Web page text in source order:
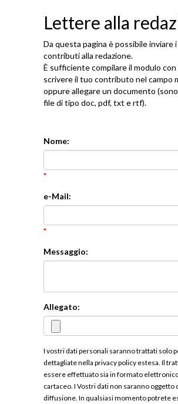
Lettere alla
Da questa pagina è possibile inviare
contributi alla redazione.
È sufficiente compilare il modulo
scrivere il tuo contributo nel campo
oppure allegare un documento
file di tipo doc, pdf, txt e rtf).
Nome
*
e-Mail
*
Messaggio
Allegato
I vostri dati personali saranno trattati solo
dettagliate nella privacy policy estesa. Il
essere effettuato sia in formato
cartaceo. I Vostri dati non saranno oggetto
diffusione. In qualsiasi momento potrete